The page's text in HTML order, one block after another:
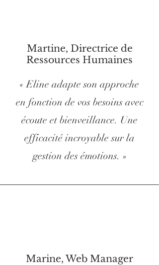
Martine, Directrice de
Ressources Humaines
« Eline adapte son approche
en fonction de vos besoins avec
écoute et bienveillance. Une
efficacité incroyable sur la
gestion des émotions. »
Marine, Web Manager